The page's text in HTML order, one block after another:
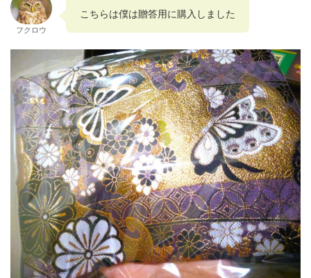
フクロウ
こちらは僕は贈答用に購入しました